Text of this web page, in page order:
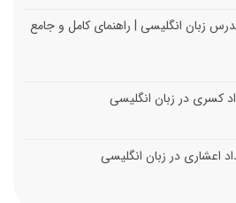
زبان انگلیسی | راهنمای کامل و جامع
کسری در زبان انگلیسی
اعشاری در زبان انگلیسی